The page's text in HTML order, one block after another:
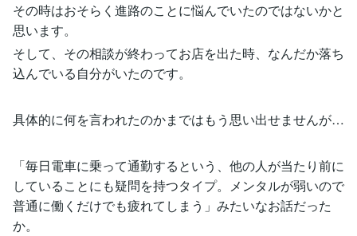
その時はおそらく進路のことに悩んでいたのではないかと
思います。
そして、その相談が終わってお店を出た時、なんだか落ち
込んでいる自分がいたのです。
具体的に何を言われたのかまではもう思い出せませんが…
「毎日電車に乗って通勤するという、他の人が当たり前に
していることにも疑問を持つタイプ。メンタルが弱いので
普通に働くだけでも疲れてしまう」みたいなお話だった
か。